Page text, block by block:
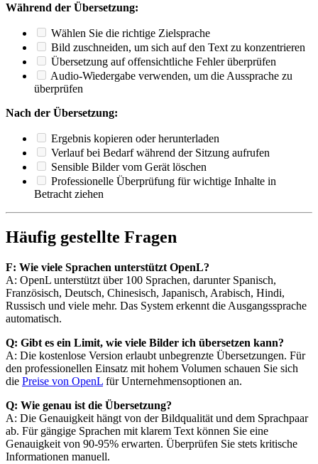
Während der Übersetzung:
Wählen Sie die richtige Zielsprache
Bild zuschneiden, um sich auf den Text zu konzentrieren
Übersetzung auf offensichtliche Fehler überprüfen
Audio-Wiedergabe verwenden, um die Aussprache zu
überprüfen
Nach der Übersetzung:
Ergebnis kopieren oder herunterladen
Verlauf bei Bedarf während der Sitzung aufrufen
Sensible Bilder vom Gerät löschen
Professionelle Überprüfung für wichtige Inhalte in
Betracht ziehen
Häufig gestellte Fragen
F: Wie viele Sprachen unterstützt OpenL?
A: OpenL unterstützt über 100 Sprachen, darunter Spanisch,
Französisch, Deutsch, Chinesisch, Japanisch, Arabisch, Hindi,
Russisch und viele mehr. Das System erkennt die Ausgangssprache
automatisch.
Q: Gibt es ein Limit, wie viele Bilder ich übersetzen kann?
A: Die kostenlose Version erlaubt unbegrenzte Übersetzungen. Für
den professionellen Einsatz mit hohem Volumen schauen Sie sich
die Preise von OpenL für Unternehmensoptionen an.
Q: Wie genau ist die Übersetzung?
A: Die Genauigkeit hängt von der Bildqualität und dem Sprachpaar
ab. Für gängige Sprachen mit klarem Text können Sie eine
Genauigkeit von 90-95% erwarten. Überprüfen Sie stets kritische
Informationen manuell.